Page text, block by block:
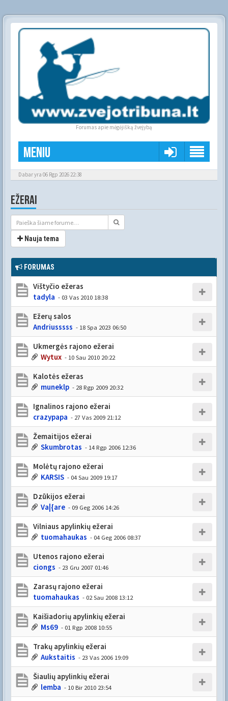
Forumas apie mėgėjišką žvejybą
Meniu
Dabar yra 06 Rgp 2026 22:38
EŽERAI
Nauja tema
FORUMAS
Vištyčio ežeras
tadyla - 03 Vas 2010 18:38
Ežerų salos
Andriusssss - 18 Spa 2023 06:50
Ukmergės rajono ežerai
Wytux - 10 Sau 2010 20:22
Kalotės ežeras
muneklp - 28 Rgp 2009 20:32
Ignalinos rajono ežerai
crazypapa - 27 Vas 2009 21:12
Žemaitijos ežerai
Skumbrotas - 14 Rgp 2006 12:36
Molėtų rajono ežerai
KARSIS - 04 Sau 2009 19:17
Dzūkijos ežerai
Va|{are - 09 Geg 2006 14:26
Vilniaus apylinkių ežerai
tuomahaukas - 04 Geg 2006 08:37
Utenos rajono ežerai
ciongs - 23 Gru 2007 01:46
Zarasų rajono ežerai
tuomahaukas - 02 Sau 2008 13:12
Kaišiadorių apylinkių ežerai
Ms69 - 01 Rgp 2008 10:55
Trakų apylinkių ežerai
Aukstaitis - 23 Vas 2006 19:09
Šiaulių apylinkių ežerai
lemba - 10 Bir 2010 23:54